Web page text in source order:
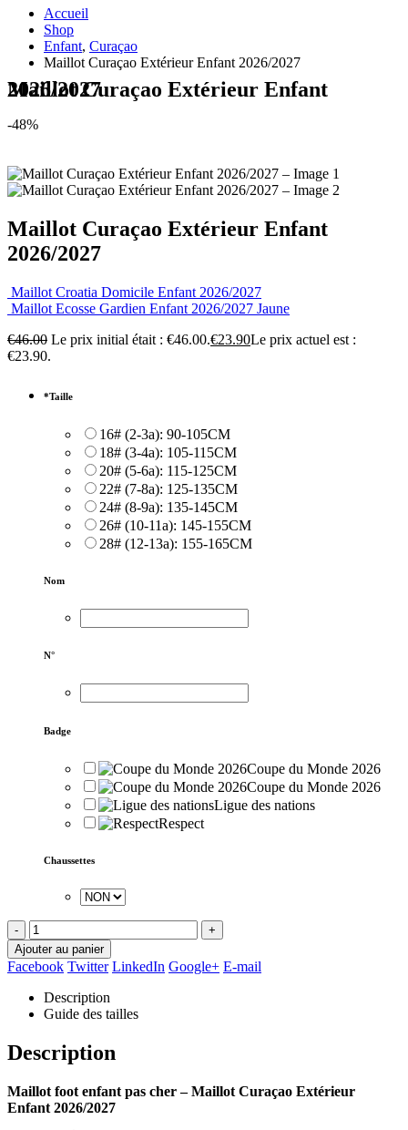
Accueil
Shop
Enfant, Curaçao
Maillot Curaçao Extérieur Enfant 2026/2027
Maillot Curaçao Extérieur Enfant 2026/2027
-48%
Maillot Curaçao Extérieur Enfant
2026/2027
Maillot Croatia Domicile Enfant 2026/2027
Maillot Ecosse Gardien Enfant 2026/2027 Jaune
€46.00 Le prix initial était : €46.00.€23.90Le prix actuel est :
€23.90.
*Taille
16# (2-3a): 90-105CM
18# (3-4a): 105-115CM
20# (5-6a): 115-125CM
22# (7-8a): 125-135CM
24# (8-9a): 135-145CM
26# (10-11a): 145-155CM
28# (12-13a): 155-165CM
Nom
N°
Badge
Coupe du Monde 2026
Coupe du Monde 2026
Ligue des nations
Respect
Chaussettes
-
+
Ajouter au panier
Facebook Twitter LinkedIn Google+ E-mail
Description
Guide des tailles
Description
Maillot foot enfant pas cher – Maillot Curaçao Extérieur
Enfant 2026/2027